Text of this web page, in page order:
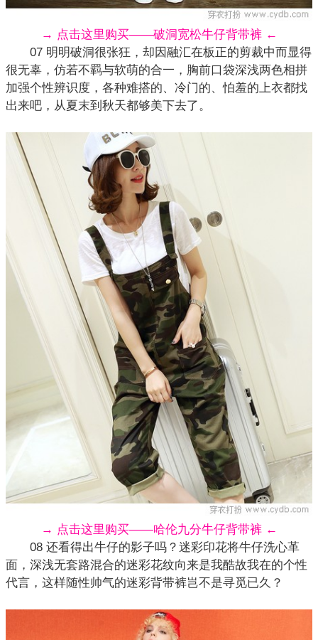
→ 点击这里购买——破洞宽松牛仔背带裤 ←
07 明明破洞很张狂，却因融汇在板正的剪裁中而显得
很无辜，仿若不羁与软萌的合一，胸前口袋深浅两色相拼
加强个性辨识度，各种难搭的、冷门的、怕羞的上衣都找
出来吧，从夏末到秋天都够美下去了。
→ 点击这里购买——哈伦九分牛仔背带裤 ←
08 还看得出牛仔的影子吗？迷彩印花将牛仔洗心革
面，深浅无套路混合的迷彩花纹向来是我酷故我在的个性
代言，这样随性帅气的迷彩背带裤岂不是寻觅已久？